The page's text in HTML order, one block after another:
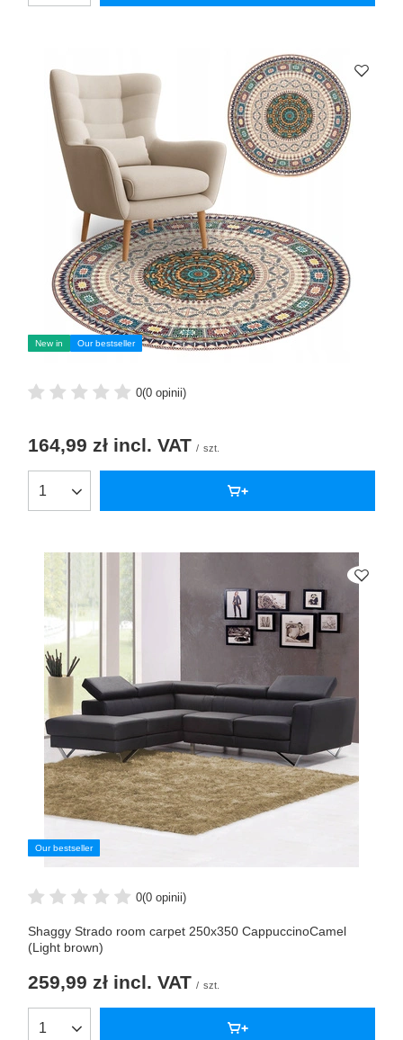
New in Our bestseller
0(0 opinii)
164,99 zł incl. VAT / szt.
Our bestseller
0(0 opinii)
Shaggy Strado room carpet 250x350 CappuccinoCamel
(Light brown)
259,99 zł incl. VAT / szt.